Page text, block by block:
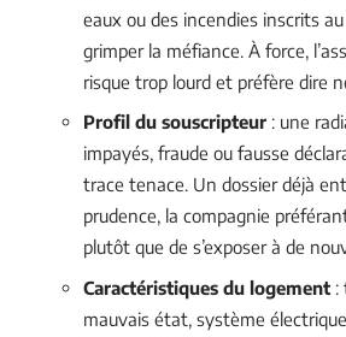
eaux ou des incendies inscrits
grimper la méfiance. À force,
risque trop lourd et préfère dire
Profil du souscripteur : une
impayés, fraude ou fausse
trace tenace. Un dossier déjà
prudence, la compagnie
plutôt que de s’exposer à de
Caractéristiques du logement :
mauvais état, système